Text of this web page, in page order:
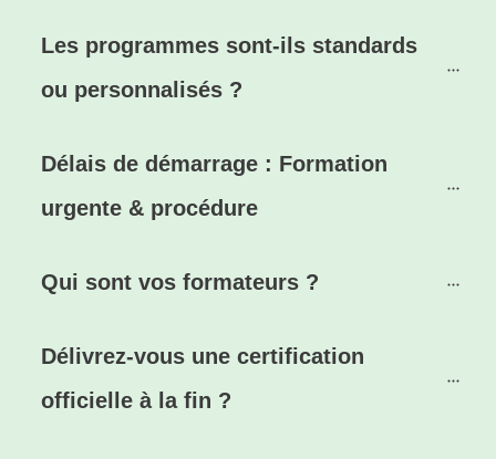
Les programmes sont-ils standards
ou personnalisés ?
Délais de démarrage : Formation
urgente & procédure
Qui sont vos formateurs ?
Délivrez-vous une certification
officielle à la fin ?